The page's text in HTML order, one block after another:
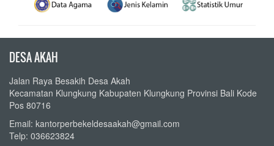
DESA AKAH
Jalan Raya Besakih Desa Akah
Kecamatan Klungkung Kabupaten Klungkung Provinsi Bali Kode
Pos 80716
Email: kantorperbekeldesaakah@gmail.com
Telp: 036623824